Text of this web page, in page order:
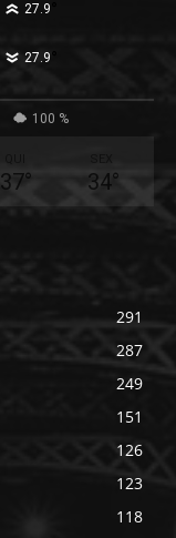
27.9
27.9
100 %
37° 34°
291
287
249
151
126
123
118